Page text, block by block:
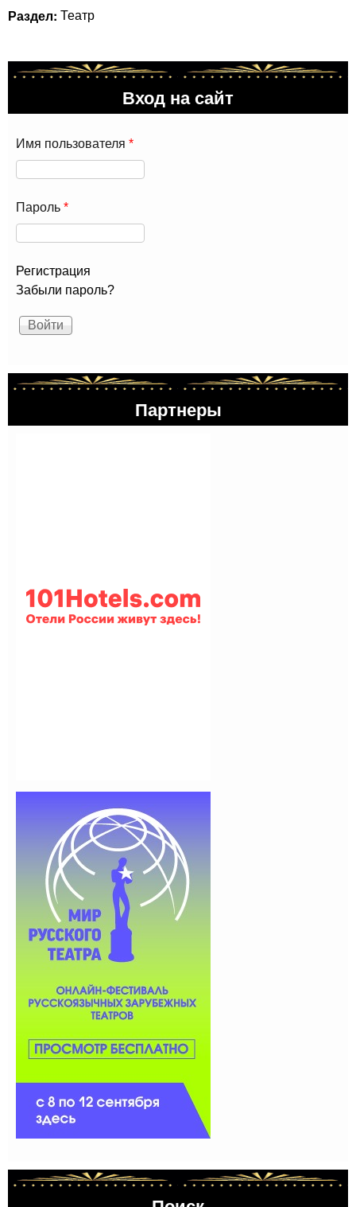
Раздел: Театр
Вход на сайт
Имя пользователя *
Пароль *
Регистрация
Забыли пароль?
Партнеры